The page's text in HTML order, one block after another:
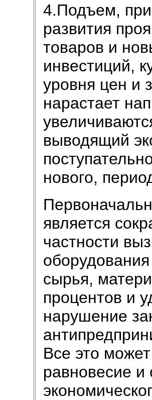
4.Подъем, при
развития
товаров и
инвестиций,
уровня цен и
нарастает
выводящий
нового,
является
частности
сырья,
процентов и
нарушение
Все это
равновесие и